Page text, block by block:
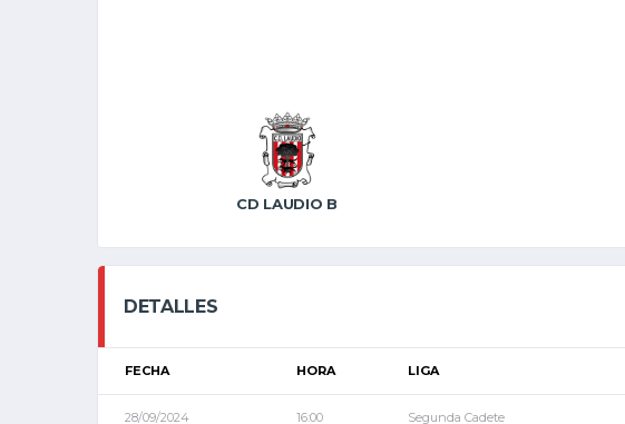
CD LAUDIO B
DETALLES
FECHA HORA LIGA
28/09/2024 16:00 Segunda Cadete